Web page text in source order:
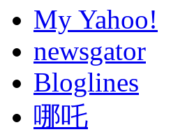
My Yahoo!
newsgator
Bloglines
哪吒